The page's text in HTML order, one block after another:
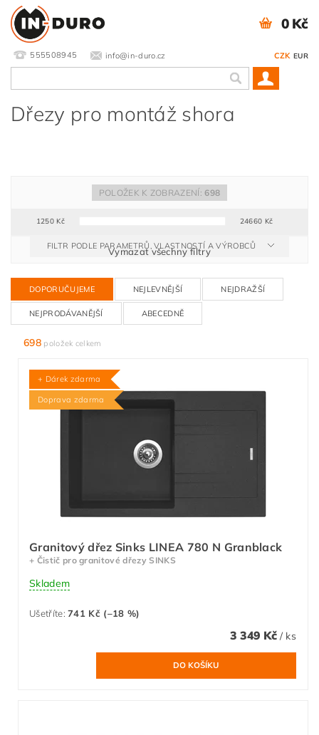
555508945 info@in-duro.cz CZK EUR
0 Kč
Dřezy pro montáž shora
1250Kč 24660 Kč
POLOŽEK K ZOBRAZENÍ:698
FILTR PODLE PARAMETRŮ, VLASTNOSTÍ A VÝROBCŮ
Vymazat všechny filtry
DOPORUČUJEME NEJLEVNĚJŠÍ NEJDRAŽŠÍ
NEJPRODÁVANĚJŠÍ ABECEDNĚ
698položek celkem
+ Dárek zdarma
Doprava zdarma
Granitový dřez Sinks LINEA 780 N Granblack
+ Čistič pro granitové dřezy SINKS
Skladem
Ušetříte:741 Kč (–18 %)
3 349 Kč / ks